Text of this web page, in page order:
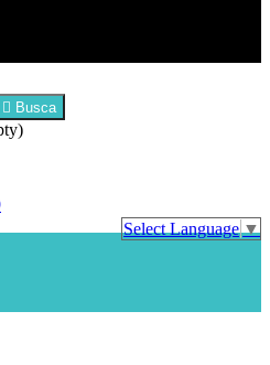
 Busca
Select Language▼